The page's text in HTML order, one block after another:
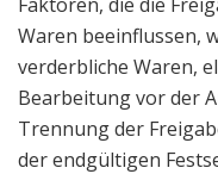
Faktoren, die die
Waren beeinflussen,
verderbliche Waren,
Bearbeitung vor der
Trennung der
der endgültigen